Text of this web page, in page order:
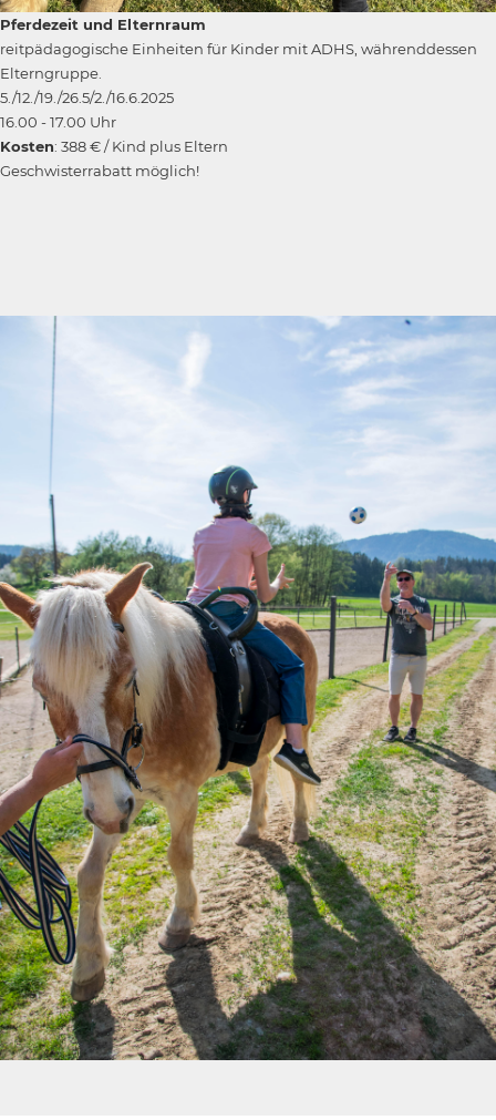
Pferdezeit und Elternraum
reitpädagogische Einheiten für Kinder mit ADHS, währenddessen
Elterngruppe.
5./12./19./26.5/2./16.6.2025
16.00 - 17.00 Uhr
Kosten: 388 € / Kind plus Eltern
Geschwisterrabatt möglich!